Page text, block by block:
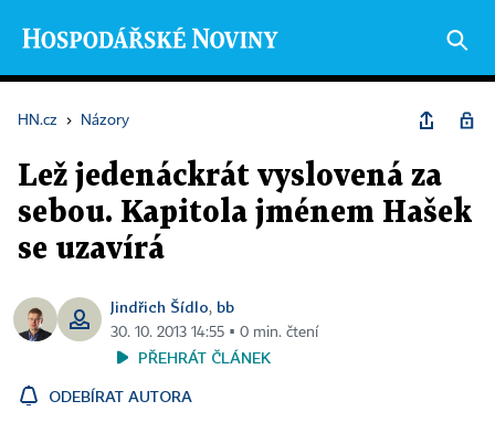
HN.cz › Názory
Lež jedenáckrát vyslovená za
sebou. Kapitola jménem Hašek
se uzavírá
Jindřich Šídlo, bb
30. 10. 2013 14:55 ▪ 0 min. čtení
PŘEHRÁT ČLÁNEK
ODEBÍRAT AUTORA